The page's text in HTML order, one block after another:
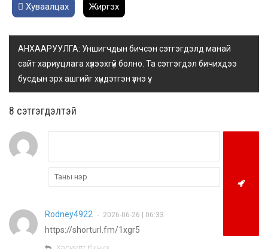
Хуваалцах Жиргэх
АНХААРУУЛГА: Уншигчдын бичсэн сэтгэгдэлд манай
сайт хариуцлага хүлээхгүй болно. Та сэтгэгдэл бичихдээ
бусдын эрх ашгийг хүндэтгэн үзнэ үү.
8 cэтгэгдэлтэй
Rodney4922 • 2026-06-26 | 06:33
https://shorturl.fm/1xgr5